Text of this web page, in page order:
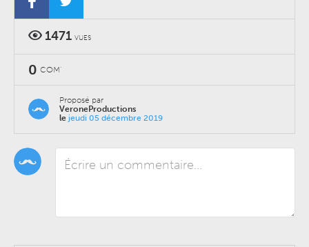
1471 VUES
0 COM'
Proposé par
VeroneProductions
le jeudi 05 décembre 2019